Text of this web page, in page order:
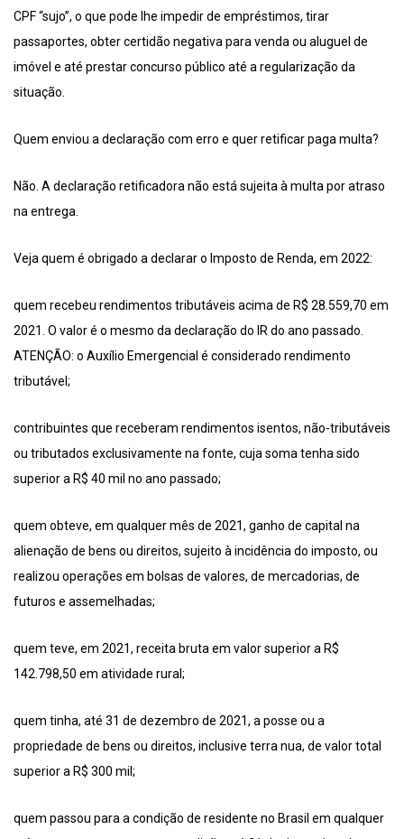
CPF “sujo”, o que pode lhe impedir de empréstimos, tirar
passaportes, obter certidão negativa para venda ou aluguel de
imóvel e até prestar concurso público até a regularização da
situação.
Quem enviou a declaração com erro e quer retificar paga multa?
Não. A declaração retificadora não está sujeita à multa por atraso
na entrega.
Veja quem é obrigado a declarar o Imposto de Renda, em 2022:
quem recebeu rendimentos tributáveis acima de R$ 28.559,70 em
2021. O valor é o mesmo da declaração do IR do ano passado.
ATENÇÃO: o Auxílio Emergencial é considerado rendimento
tributável;
contribuintes que receberam rendimentos isentos, não-tributáveis
ou tributados exclusivamente na fonte, cuja soma tenha sido
superior a R$ 40 mil no ano passado;
quem obteve, em qualquer mês de 2021, ganho de capital na
alienação de bens ou direitos, sujeito à incidência do imposto, ou
realizou operações em bolsas de valores, de mercadorias, de
futuros e assemelhadas;
quem teve, em 2021, receita bruta em valor superior a R$
142.798,50 em atividade rural;
quem tinha, até 31 de dezembro de 2021, a posse ou a
propriedade de bens ou direitos, inclusive terra nua, de valor total
superior a R$ 300 mil;
quem passou para a condição de residente no Brasil em qualquer